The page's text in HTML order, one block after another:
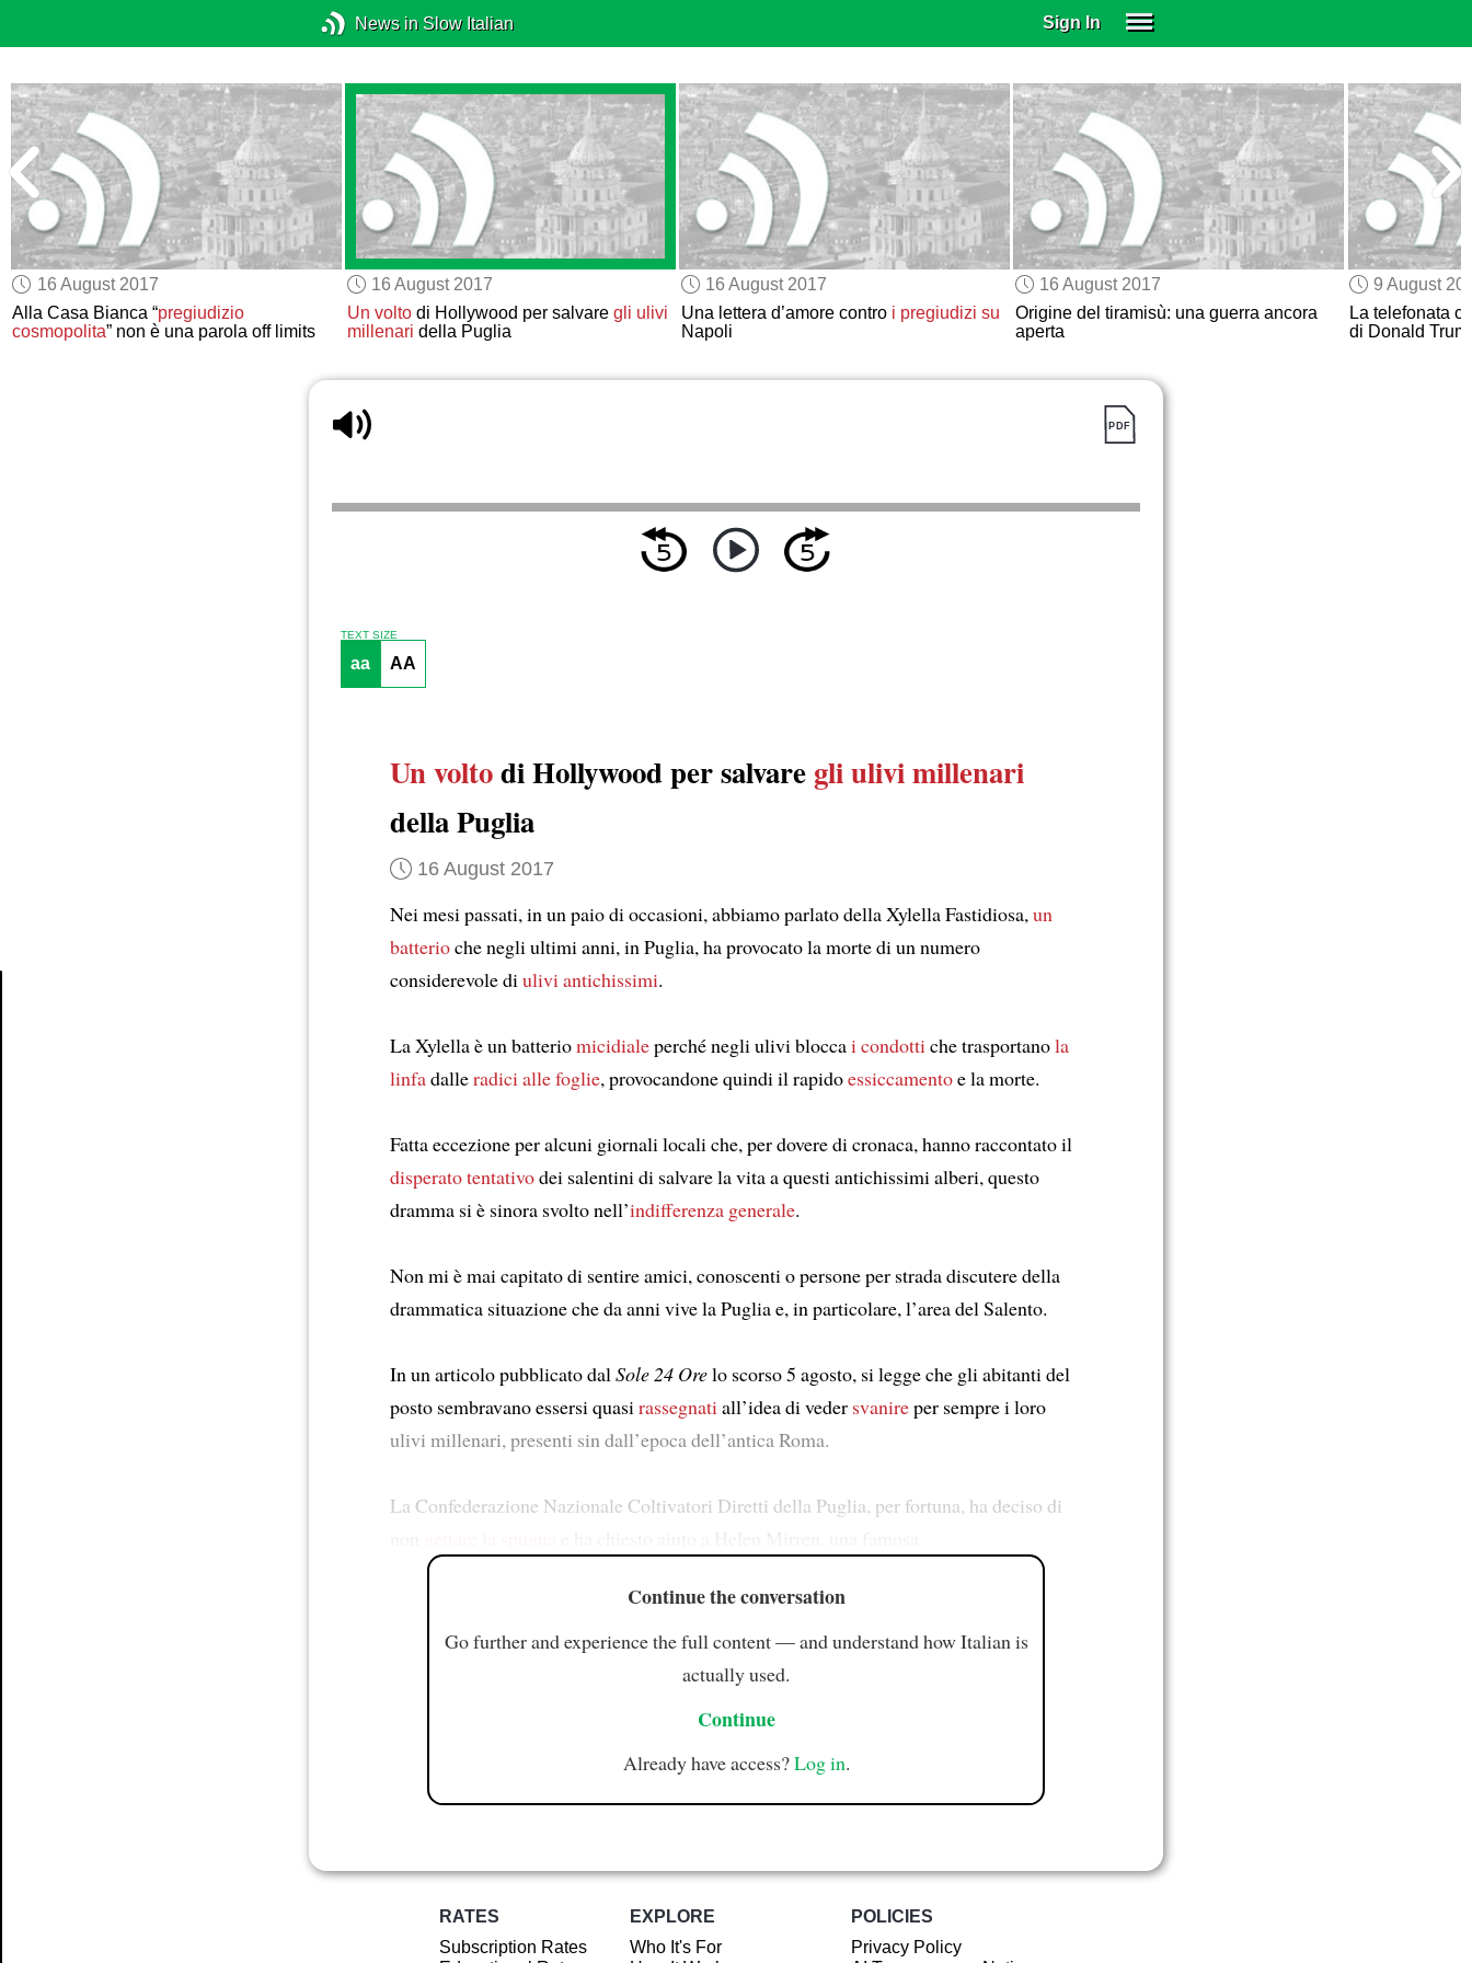
News in Slow Italian Sign In
SUBSCRIBE
EDUCATIONAL LICENSES
GIFT CARDS
OTHER LANGUAGES
ABOUT US
ALEXA
ADJUST COLORS
16 August 2017
Alla Casa Bianca “pregiudizio
cosmopolita” non è una parola off limits
16 August 2017
Un voltodi Hollywood per salvare gli ulivi
millenari della Puglia
16 August 2017
Una lettera d’amore contro i pregiudizi su
Napoli
16 August 2017
Origine del tiramisù: una guerra ancora
aperta
9 August
La telefonata
di Donald
TEXT SIZE
aa AA
Un voltodi Hollywood per salvare gli ulivi millenari
della Puglia
16 August 2017
Nei mesi passati, in un paio di occasioni, abbiamo parlato della Xylella Fastidiosa, un
batterioche negli ultimi anni, in Puglia, ha provocato la morte di un numero
considerevole di ulivi antichissimi.
La Xylella è un batteriomicidialeperché negli ulivi bloccai condotti che trasportanola
linfadalleradici alle foglie, provocandone quindi il rapidoessiccamentoe la morte.
Fatta eccezione per alcuni giornali locali che, per dovere di cronaca, hanno raccontato il
disperato tentativodei salentini di salvare la vita a questi antichissimi alberi, questo
dramma si è sinora svolto nell’indifferenza generale.
Non mi è mai capitato di sentire amici, conoscenti o persone per strada discutere della
drammatica situazione che da anni vive la Puglia e, in particolare, l’area del Salento.
In un articolo pubblicato dal Sole 24 Orelo scorso 5 agosto, si legge che gli abitanti del
posto sembravano essersi quasi rassegnati all’idea di veder svanireper sempre i loro
ulivi millenari, presenti sin dall’epoca dell’antica Roma.
La Confederazione Nazionale Coltivatori Diretti della Puglia, per fortuna, ha deciso di
Continue the conversation
Go further and experience the full content — and understand how Italian is
actually used.
Continue
Already have access?Log in.
RATES
Subscription Rates
EXPLORE
Who It's For
POLICIES
Privacy Policy